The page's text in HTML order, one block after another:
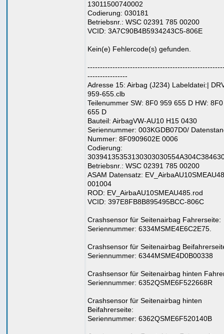
13011500740002
Codierung: 030181
Betriebsnr.: WSC 02391 785 00200
VCID: 3A7C90B4B5934243C5-806E
Kein(e) Fehlercode(s) gefunden.
----------------
Adresse 15: Airbag (J234) Labeldatei:|
959-655.clb
Teilenummer SW: 8F0 959 655 D HW:
655 D
Bauteil: AirbagVW-AU10 H15 0430
Seriennummer: 003KGDB07D0/
Nummer: 8F0909602E 0006
Codierung:
Betriebsnr.: WSC 02391 785 00200
ASAM Datensatz:
001004
ROD: EV_AirbaAU10SMEAU485.rod
VCID: 397E8FB8B895495BCC-806C
Crashsensor für Seitenairbag Fahrerseite:
Seriennummer: 6334MSME4E6C2E75.
Crashsensor für Seitenairbag
Seriennummer: 6344MSME4D0B00338
Crashsensor für Seitenairbag hinten
Seriennummer: 6352QSME6F522668R
Crashsensor für Seitenairbag hinten
Beifahrerseite:
Seriennummer: 6362QSME6F520140B